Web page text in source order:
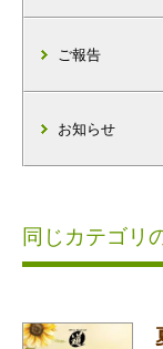
ご報告
お知らせ
同じカテゴリ